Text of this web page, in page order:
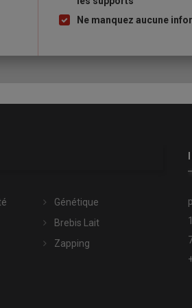
progressent en 2025
puce
Ne manquez aucune
Génétique
Brebis Lait
Zapping